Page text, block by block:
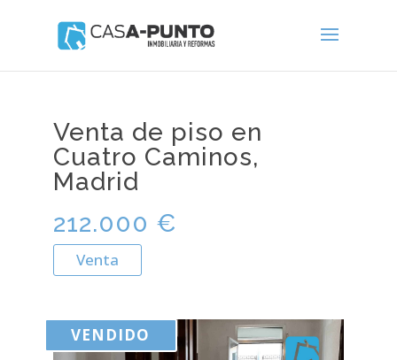
Venta de piso en
Cuatro Caminos,
Madrid
212.000 €
Venta
VENDIDO